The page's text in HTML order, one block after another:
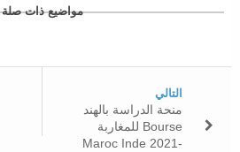
مواضيع ذات صلة
التالي
منحة الدراسة بالهند
للمغاربة Bourse
Maroc Inde 2021-